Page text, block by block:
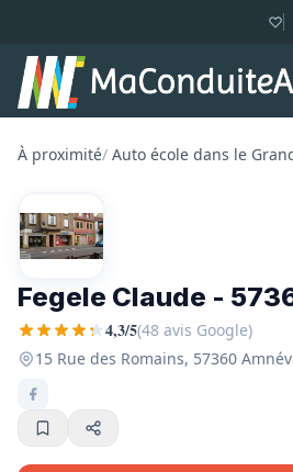
À proximité/ Auto école dans le
Fegele Claude -
4,3/5(48 avis Google)
15 Rue des Romains, 57360